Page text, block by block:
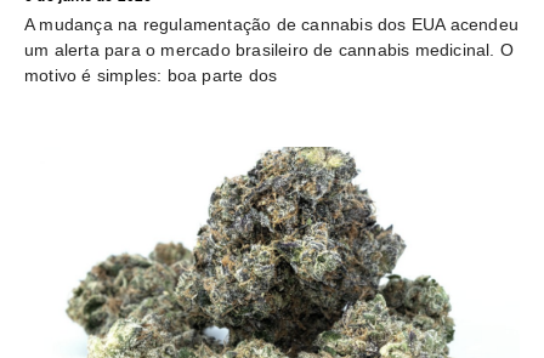
A mudança na regulamentação de cannabis dos EUA acendeu
um alerta para o mercado brasileiro de cannabis medicinal. O
motivo é simples: boa parte dos